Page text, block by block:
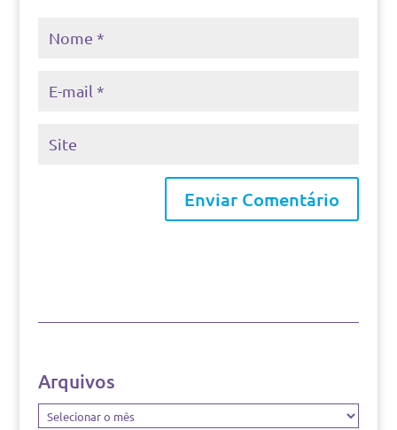
Arquivos
Arquivos